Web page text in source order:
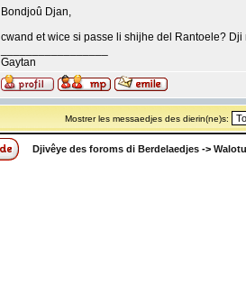
Bondjoû Djan,
cwand et wice si passe li shijhe del Rantoele?
Gaytan
Mostrer les messaedjes des dierin(ne)s:
Djivêye des foroms di Berdelaedjes ->